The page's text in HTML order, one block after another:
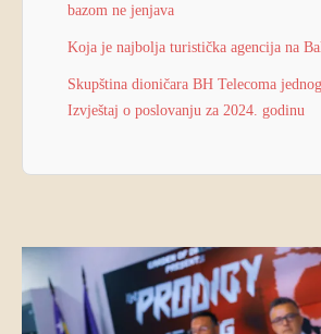
bazom ne jenjava
Koja je najbolja turistička agencija na
Skupština dioničara BH Telecoma
Izvještaj o poslovanju za 2024. godinu